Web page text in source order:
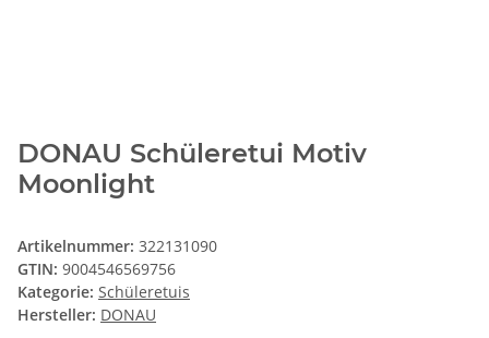
DONAU Schüleretui Motiv
Moonlight
Artikelnummer: 322131090
GTIN: 9004546569756
Kategorie: Schüleretuis
Hersteller: DONAU